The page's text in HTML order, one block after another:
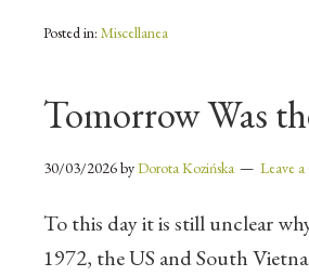
Posted in: Miscellanea
Tomorrow Was
30/03/2026byDorota Kozińska Leave
To this day it is still unclear
1972, the US and South